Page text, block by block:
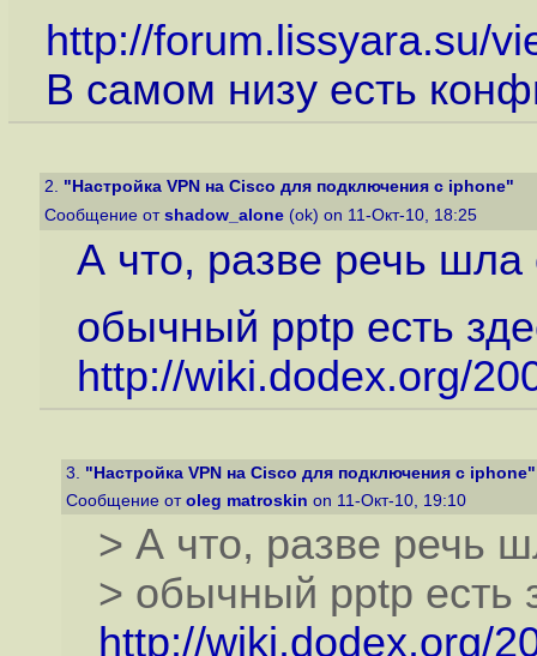
http://forum.lissyara.su/
В самом низу есть
2. "Настройка VPN на Cisco для подключения с iphone"
Сообщение от shadow_alone (ok) on 11-Окт-10, 18:25
А что, разве речь
обычный pptp есть
http://wiki.dodex.org/
3. "Настройка VPN на Cisco для подключения с iphone"
Сообщение от oleg matroskin on 11-Окт-10, 19:10
> А что, разве речь
> обычный pptp есть
http://wiki.dodex.org/